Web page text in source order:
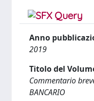
Anno
2019
Titolo del
Commentario
BANCARIO